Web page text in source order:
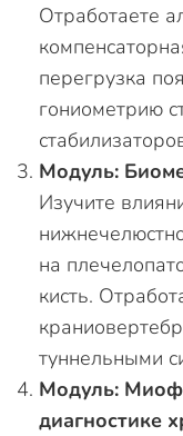
Отработаете
перегрузка
гониометрию
Модуль:
Изучите
на
кисть.
туннельными
Модуль:
диагностике